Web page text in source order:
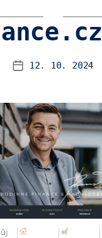
Datum12. 10. 2024